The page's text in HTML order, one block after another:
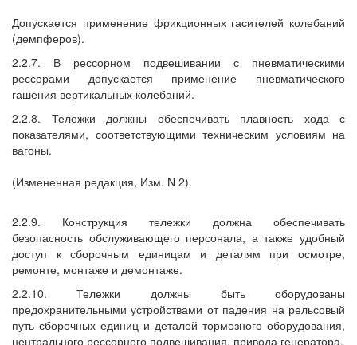
Допускается применение фрикционных гасителей колебаний
(демпферов).
2.2.7. В рессорном подвешивании с пневматическими
рессорами допускается применение пневматического
гашения вертикальных колебаний.
2.2.8. Тележки должны обеспечивать плавность хода с
показателями, соответствующими техническим условиям на
вагоны.
(Измененная редакция, Изм. N 2).
2.2.9. Конструкция тележки должна обеспечивать
безопасность обслуживающего персонала, а также удобный
доступ к сборочным единицам и деталям при осмотре,
ремонте, монтаже и демонтаже.
2.2.10. Тележки должны быть оборудованы
предохранительными устройствами от падения на рельсовый
путь сборочных единиц и деталей тормозного оборудования,
центрального рессорного подвешивания, привода генератора.